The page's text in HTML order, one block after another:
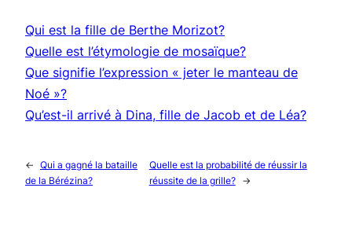
Qui est la fille de Berthe Morizot?
Quelle est l’étymologie de mosaïque?
Que signifie l’expression « jeter le manteau de
Noé »?
Qu’est-il arrivé à Dina, fille de Jacob et de Léa?
← Qui a gagné la bataille
de la Bérézina?
Quelle est la probabilité de réussir la
réussite de la grille?
→